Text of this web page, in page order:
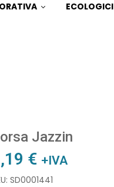
ECOLOGICI
Jazzin
€ +IVA
SD0001441